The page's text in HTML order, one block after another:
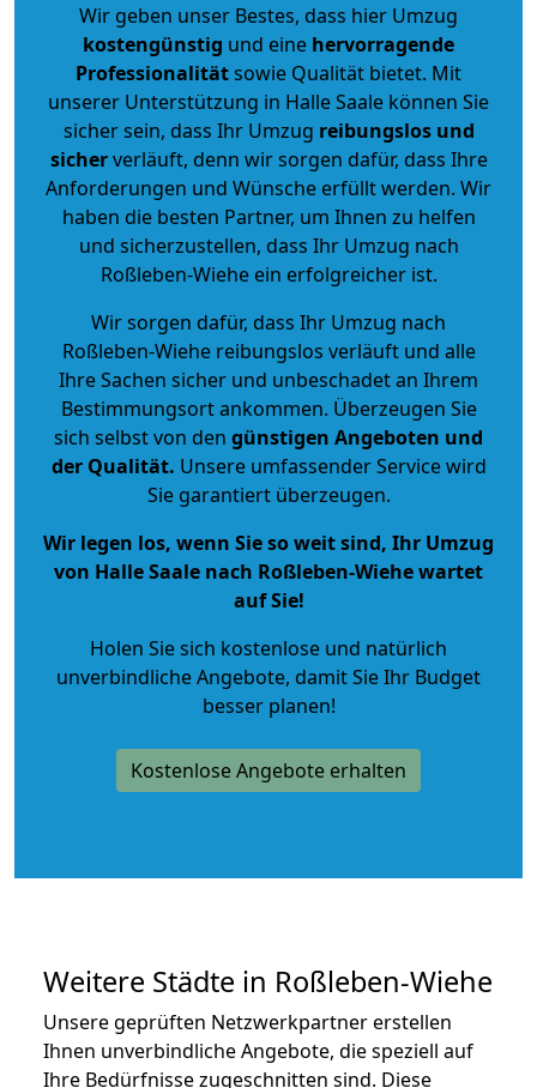
Wir geben unser Bestes, dass hier Umzug
kostengünstig und eine hervorragende
Professionalitätsowie Qualität bietet. Mit
unserer Unterstützung in Halle Saale können Sie
sicher sein, dass Ihr Umzug reibungslos und
sicherverläuft, denn wir sorgen dafür, dass Ihre
Anforderungen und Wünsche erfüllt werden. Wir
haben die besten Partner, um Ihnen zu helfen
und sicherzustellen, dass Ihr Umzug nach
Roßleben-Wiehe ein erfolgreicher ist.
Wir sorgen dafür, dass Ihr Umzug nach
Roßleben-Wiehe reibungslos verläuft und alle
Ihre Sachen sicher und unbeschadet an Ihrem
Bestimmungsort ankommen. Überzeugen Sie
sich selbst von den günstigen Angeboten und
der Qualität. Unsere umfassender Service wird
Sie garantiert überzeugen.
Wir legen los, wenn Sie so weit sind, Ihr Umzug
von Halle Saale nach Roßleben-Wiehe wartet
auf Sie!
Holen Sie sich kostenlose und natürlich
unverbindliche Angebote, damit Sie Ihr Budget
besser planen!
Kostenlose Angebote erhalten
Weitere Städte in Roßleben-Wiehe
Unsere geprüften Netzwerkpartner erstellen
Ihnen unverbindliche Angebote, die speziell auf
Ihre Bedürfnisse zugeschnitten sind. Diese